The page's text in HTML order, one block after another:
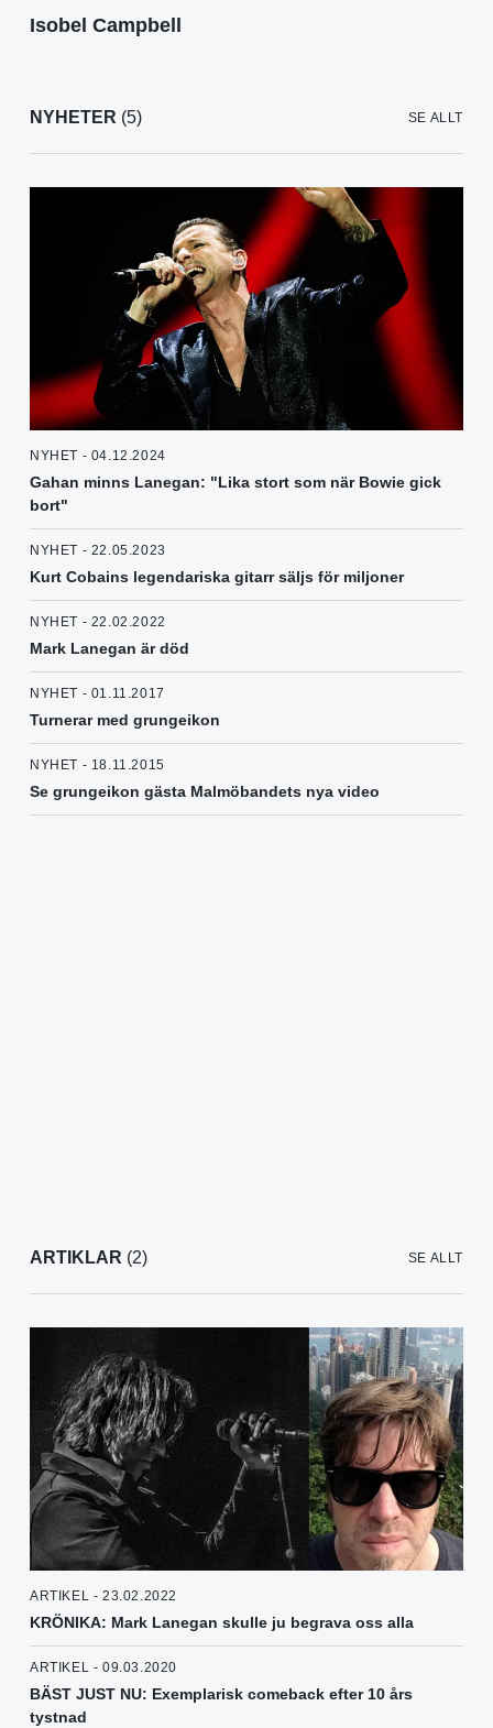
Isobel Campbell
NYHETER (5) SE ALLT
NYHET - 04.12.2024
Gahan minns Lanegan: "Lika stort som när Bowie gick
bort"
NYHET - 22.05.2023
Kurt Cobains legendariska gitarr säljs för miljoner
NYHET - 22.02.2022
Mark Lanegan är död
NYHET - 01.11.2017
Turnerar med grungeikon
NYHET - 18.11.2015
Se grungeikon gästa Malmöbandets nya video
ARTIKLAR (2) SE ALLT
ARTIKEL - 23.02.2022
KRÖNIKA: Mark Lanegan skulle ju begrava oss alla
ARTIKEL - 09.03.2020
BÄST JUST NU: Exemplarisk comeback efter 10 års
tystnad